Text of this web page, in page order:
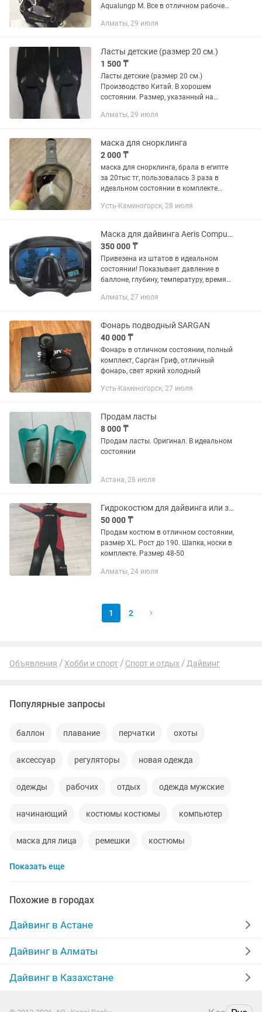
Aqualungр М. Все в отличном рабочем
Алматы, 29 июля
Ласты детские (размер 20 см.)
1 500 ₸
Ласты детские (размер 20 см.)
Производство Китай. В хорошем
состоянии. Размер, указанный на
Алматы, 29 июля
маска для снорклинга
2 000 ₸
маска для снорклинга, брала в египте
за 20тыс тг, пользовалась 3 раза в
идеальном состоянии в комплекте
Усть-Каменогорск, 28 июля
Маска для дайвинга Aeris CompuMask с встроенным компьютером
350 000 ₸
Привезена из штатов в идеальном
состоянии! Показывает давление в
баллоне, глубину, температуру, время
азота, расчетное время погружения,
Алматы, 27 июля
Фонарь подводный SARGAN
40 000 ₸
Фонарь в отличном состоянии, полный
комплект, Сарган Гриф, отличный
фонарь, свет яркий холодный
Усть-Каменогорск, 27 июля
Продам ласты
8 000 ₸
Продам ласты. Оригинал. В идеальном
состоянии
Астана, 26 июля
Гидрокостюм для дайвинга или зимней рыбалки
50 000 ₸
Продам костюм в отличном состоянии,
размер XL. Рост до 190. Шапка, носки в
комплекте. Размер 48-50
Алматы, 24 июля
1 2
Объявления Хобби и спорт Спорт и отдых Дайвинг
Популярные запросы
баллон плавание перчатки охоты
аксессуар регуляторы новая одежда
одежды рабочих отдых одежда мужские
начинающий костюмы костюмы компьютер
маска для лица ремешки костюмы
костюмы бу
Показать еще
Похожие в городах
Дайвинг в Астане
Дайвинг в Алматы
Дайвинг в Казахстане